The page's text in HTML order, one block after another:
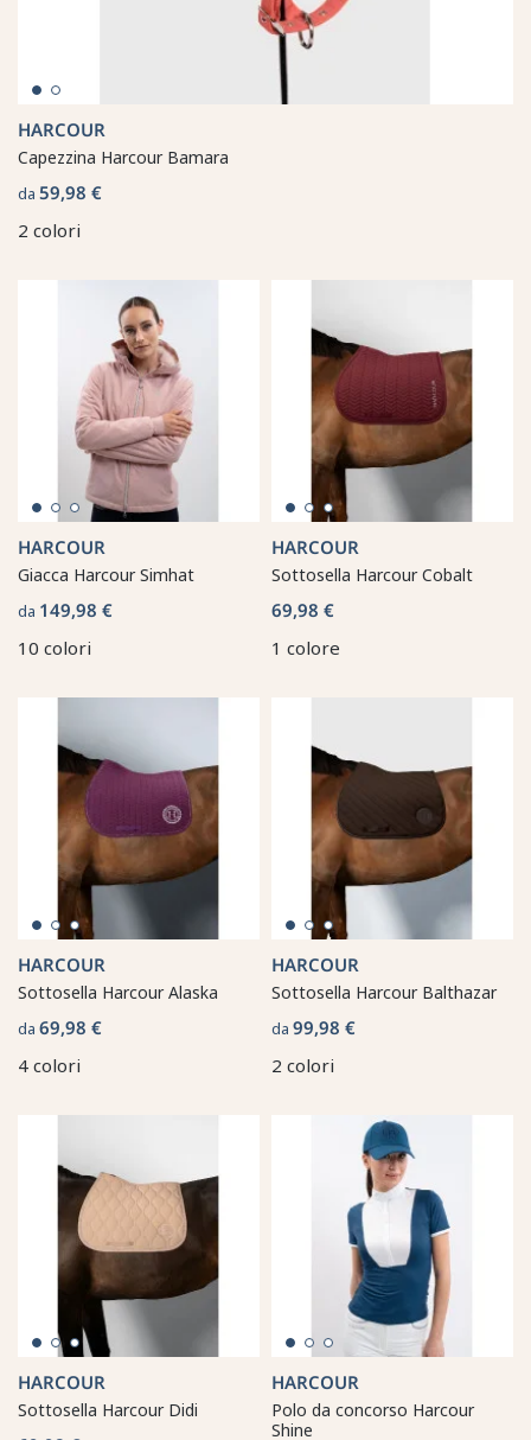
HARCOUR
Capezzina Harcour Bamara
da 59,98 €
2 colori
HARCOUR
Giacca Harcour Simhat
da 149,98 €
10 colori
HARCOUR
Sottosella Harcour Cobalt
69,98 €
1 colore
HARCOUR
Sottosella Harcour Alaska
da 69,98 €
4 colori
HARCOUR
Sottosella Harcour Balthazar
da 99,98 €
2 colori
HARCOUR
Sottosella Harcour Didi
HARCOUR
Polo da concorso Harcour
Shine